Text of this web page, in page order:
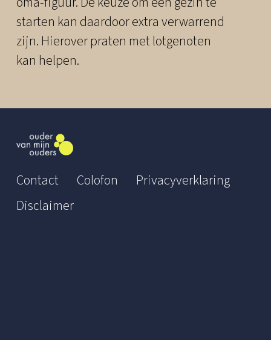
starten kan daardoor extra verwarrend
zijn. Hierover praten met lotgenoten
kan helpen.
Contact Colofon
Privacyverklaring
Disclaimer